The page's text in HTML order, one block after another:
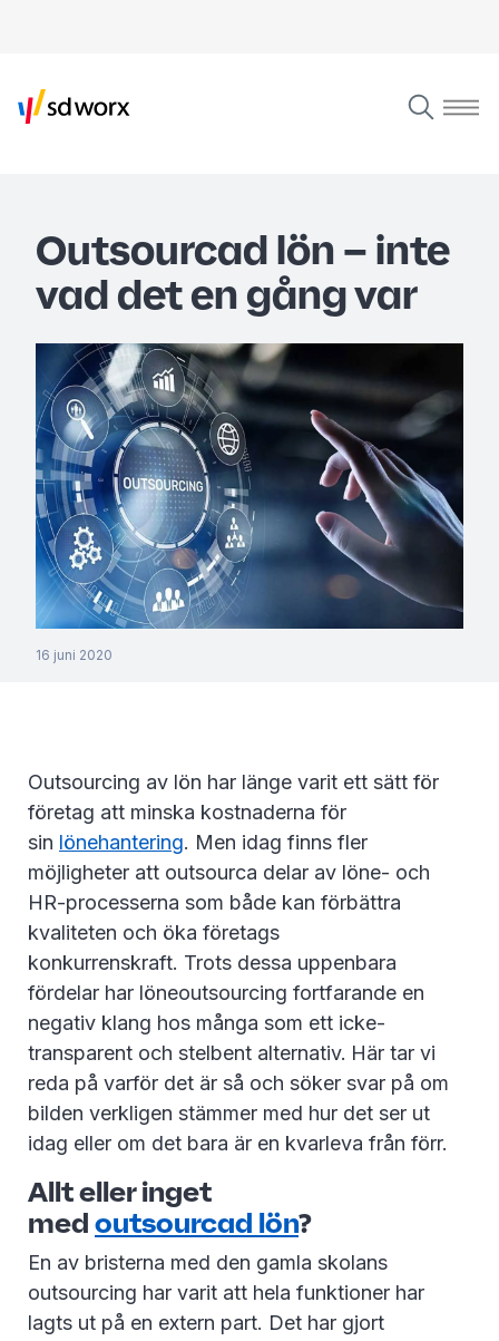
Outsourcad lön – inte
vad det en gång var
16 juni 2020
Outsourcing av lön har länge varit ett sätt för
företag att minska kostnaderna för
sin lönehantering. Men idag finns fler
möjligheter att outsourca delar av löne- och
HR-processerna som både kan förbättra
kvaliteten och öka företags
konkurrenskraft. Trots dessa uppenbara
fördelar har löneoutsourcing fortfarande en
negativ klang hos många som ett icke-
transparent och stelbent alternativ. Här tar vi
reda på varför det är så och söker svar på om
bilden verkligen stämmer med hur det ser ut
idag eller om det bara är en kvarleva från förr.
Allt eller inget
medoutsourcad lön?
En av bristerna med den gamla skolans
outsourcing har varit att hela funktioner har
lagts ut på en extern part. Det har gjort